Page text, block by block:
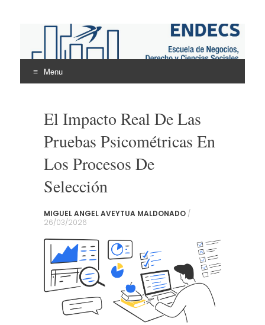
ENDECS
Escuela de Negocios Derecho y Ciencias Sociales
Menu
contentEl Impacto Real De Las
Pruebas Psicométricas En
Los Procesos De
Selección
MIGUEL ANGEL AVEYTUA MALDONADO/
26/03/2026